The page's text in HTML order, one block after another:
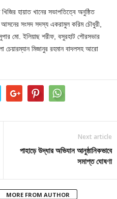
হায়াত খানের সভাপতিত্বে অনুষ্ঠিত
সংসদ সদস্য একরামুল করিম চৌধুরী,
মো. ইলিয়াছ শরীফ, বসুরহাট পৌরসভার
চেয়ারম্যান মিজানুর রহমান বাদলসহ আরো
Next article
পাহাড়ে উদ্ধার অভিযান আনুষ্ঠানিকভাবে
সমাপ্ত ঘোষণা
MORE FROM AUTHOR